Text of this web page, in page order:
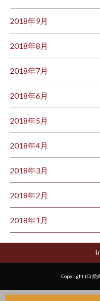
2018年9月
2018年8月
2018年7月
2018年6月
2018年5月
2018年4月
2018年3月
2018年2月
2018年1月
Copyright (C) 焼